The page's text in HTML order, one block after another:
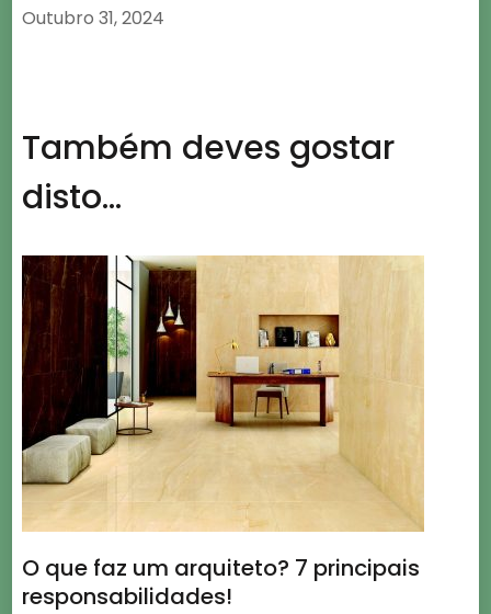
Outubro 31, 2024
Também deves gostar
disto...
O que faz um arquiteto? 7 principais
responsabilidades!